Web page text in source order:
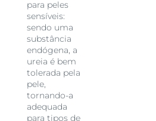
para peles
sensíveis:
sendo uma
substância
endógena, a
ureia é bem
tolerada pela
pele,
tornando-a
adequada
para tipos de